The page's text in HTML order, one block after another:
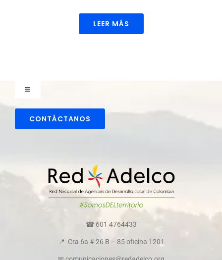
LEER MÁS
Toggle
Comunicaciones
Transparencia y ética empresarial
CONTÁCTANOS
☎ 601 4764433
📍 Cra 6a # 26 B – 85 oficina 1201